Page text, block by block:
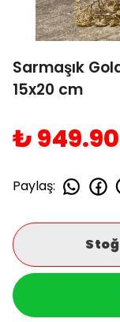
Sarmaşık
15x20 cm
₺ 949.90
Paylaş: